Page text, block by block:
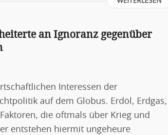
an Ignoranz gegenüber
Interessen der
auf dem Globus. Erdöl, Erdgas,
die oftmals über Krieg und
entstehen hiermit ungeheure